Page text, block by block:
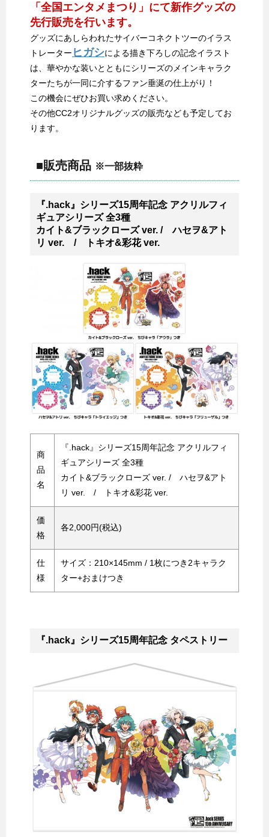
「全国エンタメまつり」にて新作グッズの
先行販売を行います。
グッズにあしらわれたサイバーコネクトツーのイラス
トレーター ヒガシによる描き下ろしの記念イラスト
は、華やかな装いとともにシリーズのメインキャラク
ターたちが一同に介するファン垂涎の仕上がり！
この機会にぜひお買い求めください。
その他CC2オリジナルグッズの販売なども予定してお
ります。
■販売商品 ※一部抜粋
『.hack』シリーズ15周年記念 アクリルフィ
ギュアシリーズ 全3種
カイト&ブラックローズ ver. / ハセヲ&アト
リ ver. / トキオ&彩花 ver.
商
品
名
『.hack』シリーズ15周年記念 アクリルフィ
ギュアシリーズ 全3種
カイト&ブラックローズ ver. / ハセヲ&アト
リ ver. / トキオ&彩花 ver.
価
格
各2,000円(税込)
仕
様
サイズ：210×145mm / 1枚につき2キャラク
ター+おまけつき
『.hack』シリーズ15周年記念 タペストリー